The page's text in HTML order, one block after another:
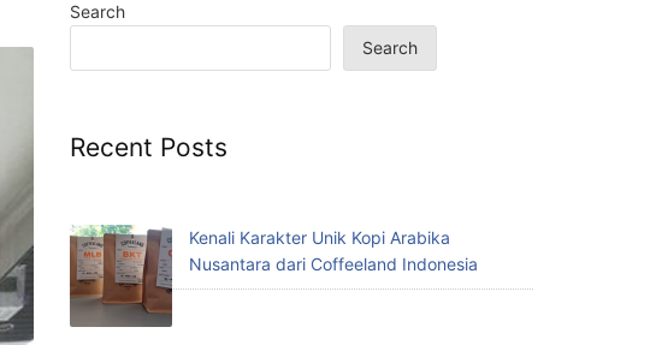
Search
Search
Recent Posts
Kenali Karakter Unik Kopi Arabika
Nusantara dari Coffeeland Indonesia